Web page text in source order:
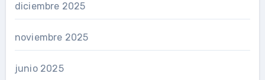
diciembre 2025
noviembre 2025
junio 2025